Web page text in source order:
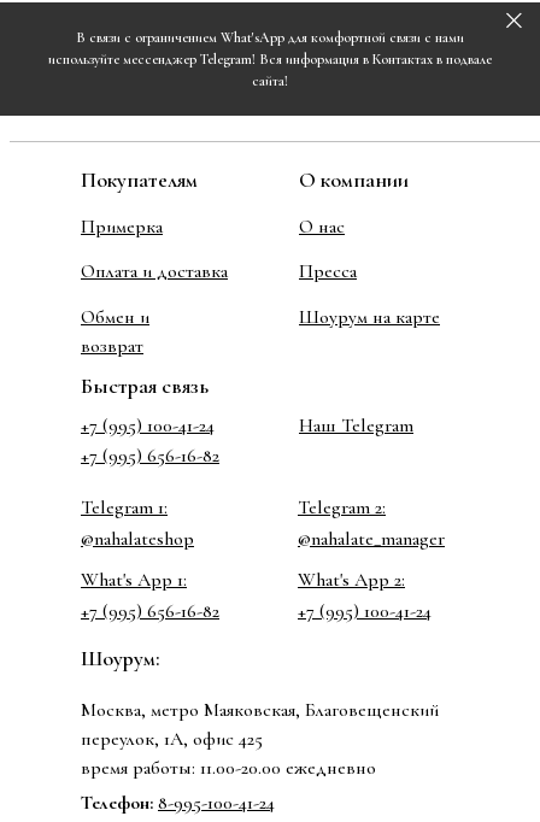
В связи с ограничением What'sApp для комфортной связи с нами
используйте мессенджер Telegram! Вся информация в Контактах в подвале
сайта!
Примерка
О нас
Оплата и доставка
Обмен и
возврат
Покупателям О компании
Пресса
Шоурум:
Москва, метро Маяковская, Благовещенский
переулок, 1А, офис 425
время работы: 11.00-20.00 ежедневно
Шоурум на карте
Телефон: 8-995-100-41-24
Быстрая связь
+7 (995) 100-41-24
Telegram 1:
Наш Telegram
@nahalate_manager
Telegram 2:
@nahalateshop
What's App 1:
+7 (995) 100-41-24
What's App 2:
+7 (995) 656-16-82
+7 (995) 656-16-82